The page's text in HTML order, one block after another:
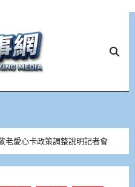
老愛心卡政策調整說明記者會